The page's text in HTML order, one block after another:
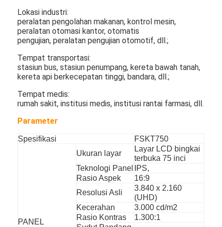
LCD TNI tinggi
Panel LCD Bingkai Terbuka
LCD Terikat Secara Optik
Monitor LCD Bingkai Terbuka
Papan Menu Digital Dalam Ruangan
papan tanda digital dalam ruangan
Poster Digital Luar Ruang
Membentang Panel LCD
Lokasi industri:
peralatan pengolahan makanan, kontrol mesin,
peralatan otomasi kantor, otomatis
pengujian, peralatan pengujian otomotif, dll.;
Tempat transportasi:
stasiun bus, stasiun penumpang, kereta bawah tanah,
kereta api berkecepatan tinggi, bandara, dll.;
Tempat medis:
rumah sakit, institusi medis, institusi rantai farmasi, dll.
Parameter
Spesifikasi FSKT750
PANEL
Ukuran layar
Layar LCD bingkai
terbuka 75 inci
Teknologi Panel
IPS,
Rasio Aspek
16:9
Resolusi Asli
3.840 x 2.160
(UHD)
Kecerahan
3.000 cd/m2
Rasio Kontras
1.300:1